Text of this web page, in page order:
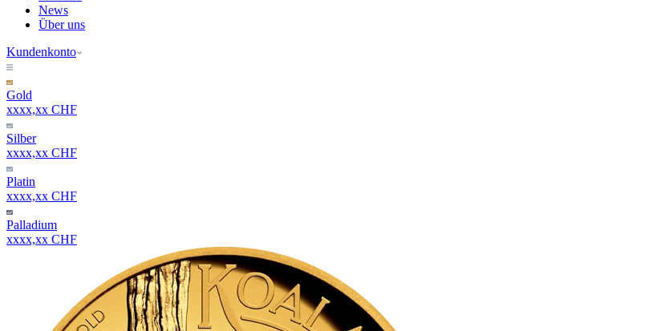
News
Über uns
Kundenkonto
Gold
xxxx,xx CHF
Silber
xxxx,xx CHF
Platin
xxxx,xx CHF
Palladium
xxxx,xx CHF